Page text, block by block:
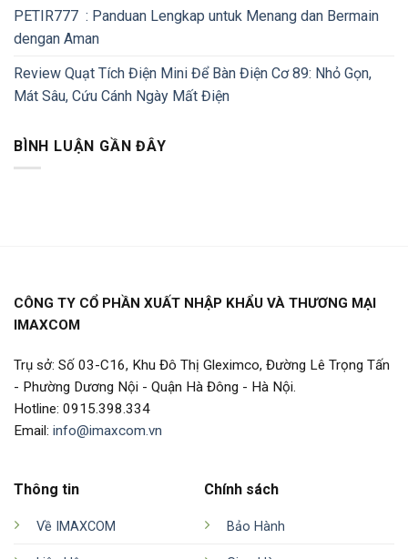
PETIR777 : Panduan Lengkap untuk Menang dan Bermain
dengan Aman
Review Quạt Tích Điện Mini Để Bàn Điện Cơ 89: Nhỏ Gọn,
Mát Sâu, Cứu Cánh Ngày Mất Điện
BÌNH LUẬN GẦN ĐÂY
CÔNG TY CỔ PHẦN XUẤT NHẬP KHẨU VÀ THƯƠNG MẠI
IMAXCOM
Trụ sở: Số 03-C16, Khu Đô Thị Gleximco, Đường Lê Trọng Tấn
- Phường Dương Nội - Quận Hà Đông - Hà Nội.
Hotline: 0915.398.334
Email: info@imaxcom.vn
Thông tin
Về IMAXCOM
Chính sách
Bảo Hành